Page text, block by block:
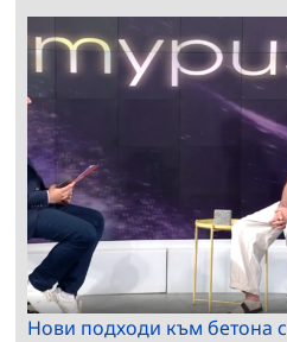
Нови подходи към бетона с